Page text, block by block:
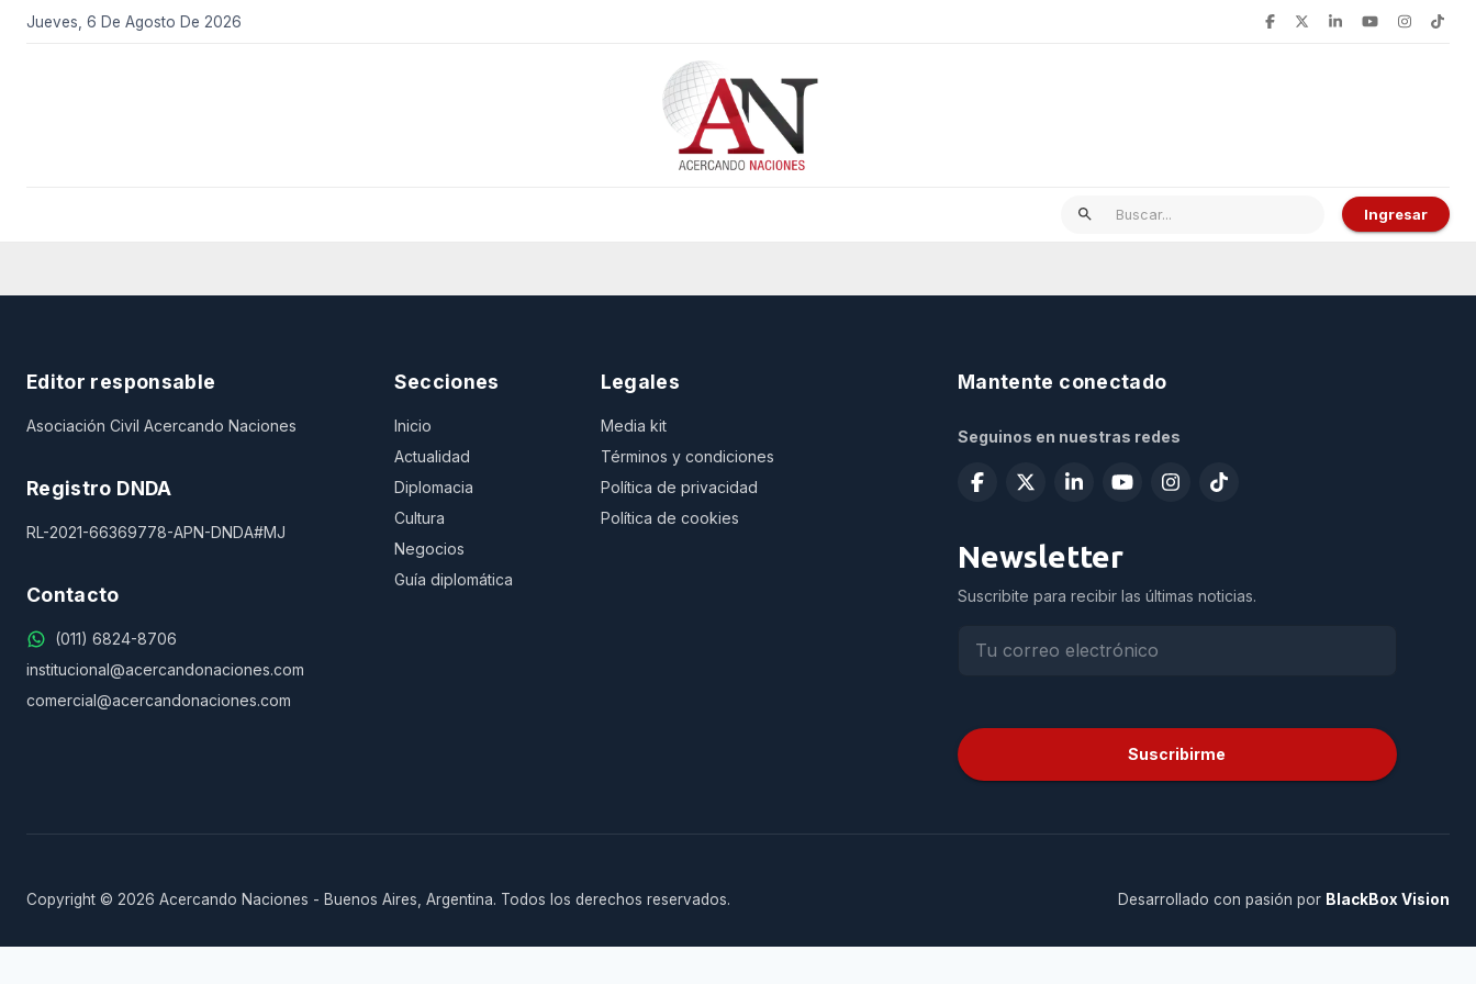
Jueves, 6 De Agosto De 2026
Ingresar
Editor responsable
Asociación Civil Acercando Naciones
Registro DNDA
RL-2021-66369778-APN-DNDA#MJ
Contacto
(011) 6824-8706
institucional@acercandonaciones.com
comercial@acercandonaciones.com
Secciones
Inicio
Actualidad
Diplomacia
Cultura
Negocios
Guía diplomática
Legales
Media kit
Términos y condiciones
Política de privacidad
Política de cookies
Mantente conectado
Seguinos en nuestras redes
Newsletter
Suscribite para recibir las últimas noticias.
Suscribirme
Copyright © 2026 Acercando Naciones - Buenos Aires, Argentina. Todos los derechos reservados. Desarrollado con pasión por BlackBox Vision